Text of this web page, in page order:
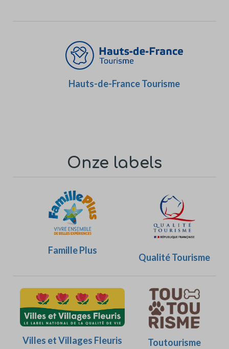
Hauts-de-France Tourisme
Onze labels
Famille Plus
Qualité Tourisme
Villes et Villages Fleuris Toutourisme